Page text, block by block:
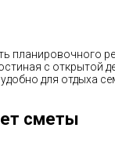
с открытой
для отдыха
сметы